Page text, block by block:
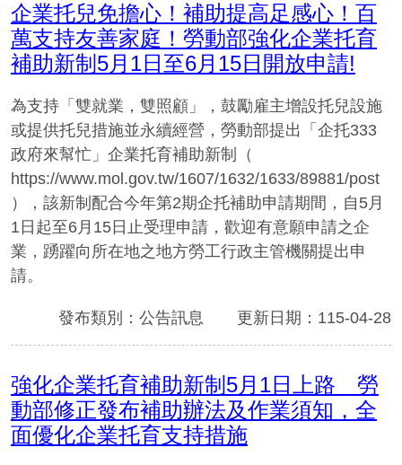
企業托兒免擔心！補助提高足感心！百
萬支持友善家庭！勞動部強化企業托育
補助新制5月1日至6月15日開放申請!
為支持「雙就業，雙照顧」，鼓勵雇主增設托兒設施
或提供托兒措施並永續經營，勞動部提出「企托333
政府來幫忙」企業托育補助新制（
https://www.mol.gov.tw/1607/1632/1633/89881/post
），該新制配合今年第2期企托補助申請期間，自5月
1日起至6月15日止受理申請，歡迎有意願申請之企
業，踴躍向所在地之地方勞工行政主管機關提出申
請。
發布類別：公告訊息 更新日期：115-04-28
強化企業托育補助新制5月1日上路 勞
動部修正發布補助辦法及作業須知，全
面優化企業托育支持措施